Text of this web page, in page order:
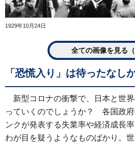
1929年10月24日
全ての画像を見る（
「恐慌入り」は待ったなし
新型コロナの衝撃で、日本と世
っていくのでしょうか？ 各国政
ンクが発表する失業率や経済成長
わが目を疑うようなものばかり。